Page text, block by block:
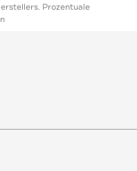
Prozentuale